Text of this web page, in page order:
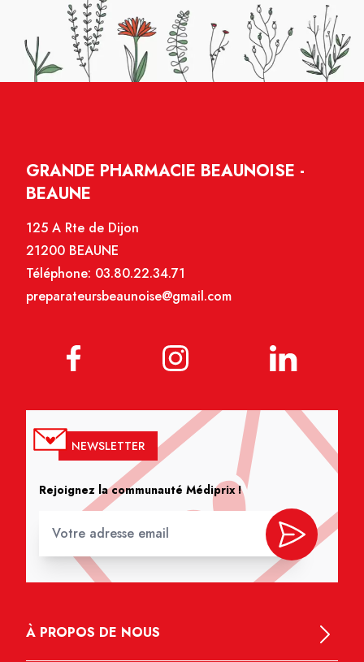
GRANDE PHARMACIE BEAUNOISE -
BEAUNE
125 A Rte de Dijon
21200 BEAUNE
Téléphone: 03.80.22.34.71
preparateursbeaunoise@gmail.com
NEWSLETTER
Rejoignez la communauté Médiprix !
À PROPOS DE NOUS